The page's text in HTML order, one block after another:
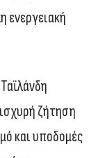
ενεργειακή
ζήτηση
και υποδομές